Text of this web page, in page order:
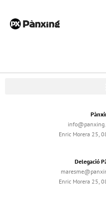
Enric Morera 25,
Delegació
Enric Morera 25,